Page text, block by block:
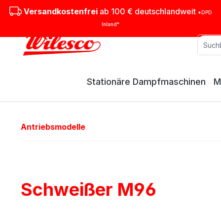
Hauptinhalt springen
Zur Suche springen
Zur Hauptnavigation springen
Versandkostenfreiab 100 € deutschlandweit *DPD
Inland*
Stationäre Dampfmaschinen
Antriebsmodelle
Schweißer M96